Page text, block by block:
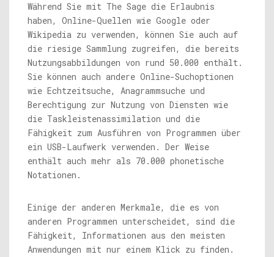
Während Sie mit The Sage die Erlaubnis
haben, Online-Quellen wie Google oder
Wikipedia zu verwenden, können Sie auch auf
die riesige Sammlung zugreifen, die bereits
Nutzungsabbildungen von rund 50.000 enthält.
Sie können auch andere Online-Suchoptionen
wie Echtzeitsuche, Anagrammsuche und
Berechtigung zur Nutzung von Diensten wie
die Taskleistenassimilation und die
Fähigkeit zum Ausführen von Programmen über
ein USB-Laufwerk verwenden. Der Weise
enthält auch mehr als 70.000 phonetische
Notationen.
Einige der anderen Merkmale, die es von
anderen Programmen unterscheidet, sind die
Fähigkeit, Informationen aus den meisten
Anwendungen mit nur einem Klick zu finden.